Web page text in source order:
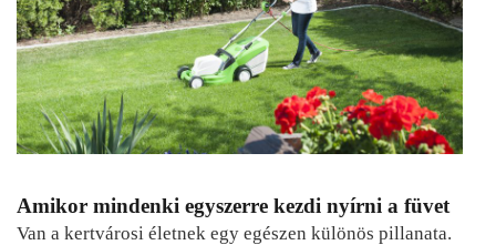
Amikor mindenki egyszerre kezdi nyírni a füvet
Van a kertvárosi életnek egy egészen különös pillanata.